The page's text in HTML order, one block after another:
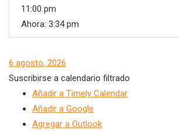
11:00 pm
Ahora: 3:34 pm
6 agosto, 2026
Suscribirse a calendario filtrado
Añadir a Timely Calendar
Añadir a Google
Agregar a Outlook